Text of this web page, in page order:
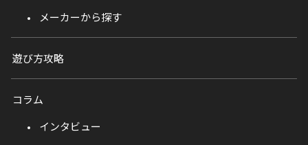
メーカーから探す
遊び方攻略
コラム
インタビュー